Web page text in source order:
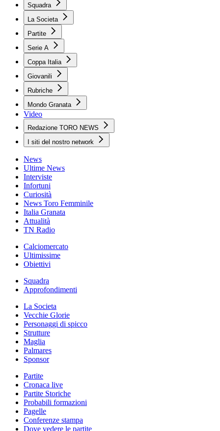
Squadra
La Societa
Partite
Serie A
Coppa Italia
Giovanili
Rubriche
Mondo Granata
Video
Redazione TORO NEWS
I siti del nostro network
News
Ultime News
Interviste
Infortuni
Curiosità
News Toro Femminile
Italia Granata
Attualità
TN Radio
Calciomercato
Ultimissime
Obiettivi
Squadra
Approfondimenti
La Societa
Vecchie Glorie
Personaggi di spicco
Strutture
Maglia
Palmares
Sponsor
Partite
Cronaca live
Partite Storiche
Probabili formazioni
Pagelle
Conferenze stampa
Dove vedere le partite